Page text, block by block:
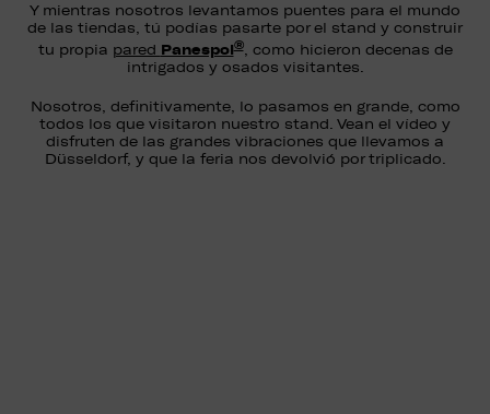
Y mientras nosotros levantamos puentes para el mundo
de las tiendas, tú podías pasarte por el stand y construir
tu propia pared Panespol®, como hicieron decenas de
intrigados y osados visitantes.
Nosotros, definitivamente, lo pasamos en grande, como
todos los que visitaron nuestro stand. Vean el vídeo y
disfruten de las grandes vibraciones que llevamos a
Düsseldorf, y que la feria nos devolvió por triplicado.